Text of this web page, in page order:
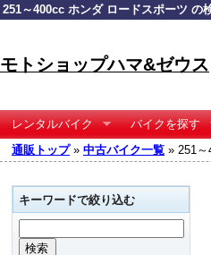
251～400cc ホンダ ロードスポーツ の
モトショップハマ&ゼウス
レンタルバイク バイクを探す
通販トップ» 中古バイク一覧 » 251
キーワードで絞り込む